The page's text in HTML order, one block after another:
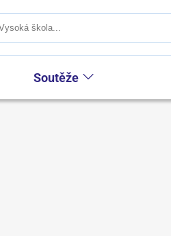
Soutěže